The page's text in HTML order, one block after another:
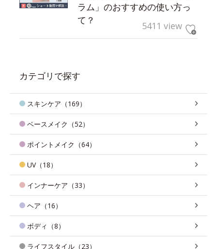
ラム」のおすすめの使い方っ
て？
5411 view
カテゴリで探す
スキンケア（169）
ベースメイク（52）
ポイントメイク（64）
UV（18）
インナーケア（33）
ヘア（16）
ボディ（8）
ライフスタイル（23）